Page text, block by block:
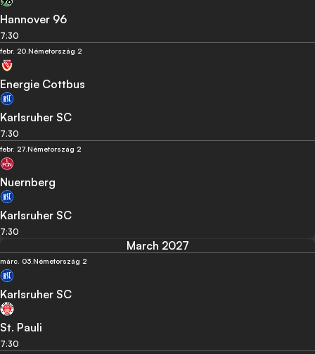
Hannover 96
7:30
febr. 20.Németország 2
Energie Cottbus
Karlsruher SC
7:30
febr. 27.Németország 2
Nuernberg
Karlsruher SC
7:30
March 2027
márc. 03.Németország 2
Karlsruher SC
St. Pauli
7:30